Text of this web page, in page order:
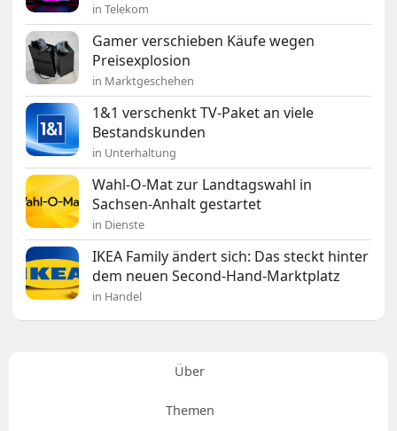
in Telekom
Gamer verschieben Käufe wegen
Preisexplosion
in Marktgeschehen
1&1 verschenkt TV-Paket an viele
Bestandskunden
in Unterhaltung
Wahl-O-Mat zur Landtagswahl in
Sachsen-Anhalt gestartet
in Dienste
IKEA Family ändert sich: Das steckt hinter
dem neuen Second-Hand-Marktplatz
in Handel
Über
Themen